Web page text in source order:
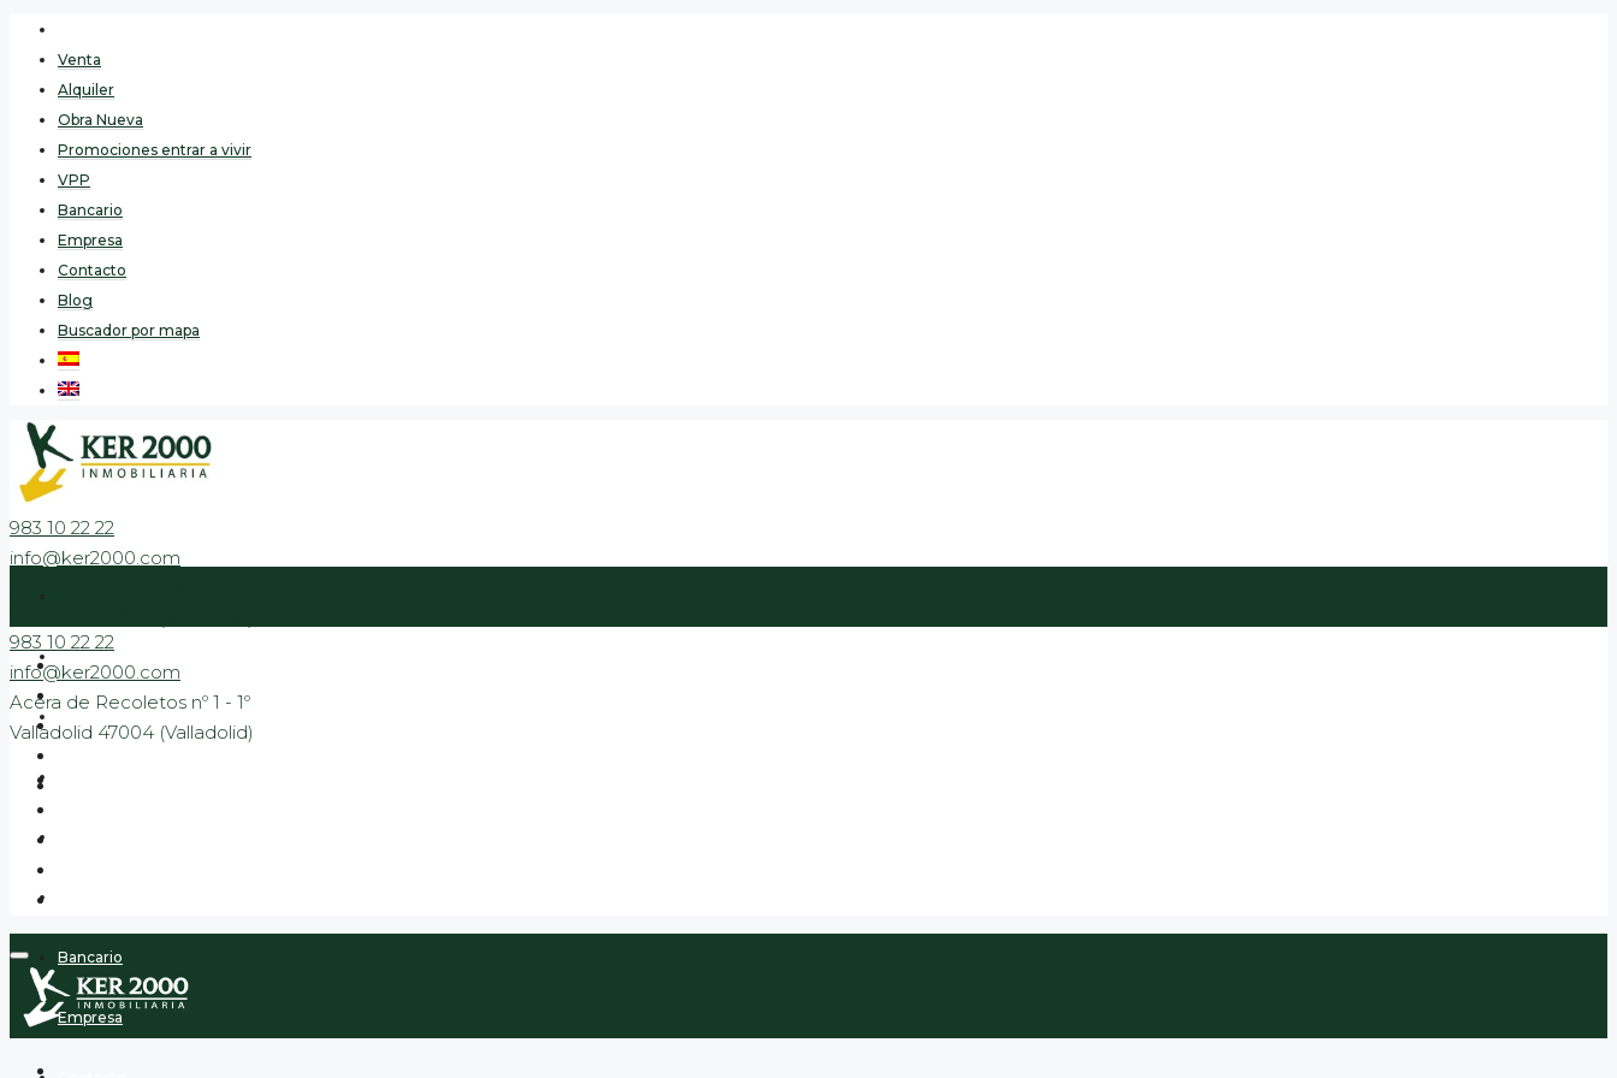
Venta
Alquiler
Obra Nueva
Promociones entrar a vivir
VPP
Bancario
Empresa
Contacto
Blog
Buscador por mapa
983 10 22 22
info@ker2000.com
Venta
Bancario
Empresa
983 10 22 22
info@ker2000.com
Acera de Recoletos nº 1 - 1º
Valladolid 47004 (Valladolid)